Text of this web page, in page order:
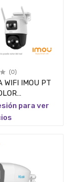
(0)
WIFI IMOU PT
Y
para ver